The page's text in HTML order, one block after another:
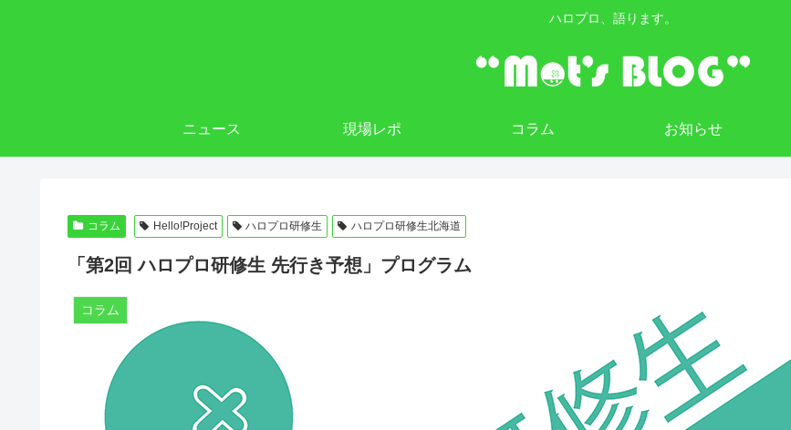
ハロプロ、語ります。
ニュース 現場レポ コラム お知らせ
コラム Hello!Project ハロプロ研修生 ハロプロ研修生北海道
「第2回 ハロプロ研修生 先行き予想」プログラム
コラム